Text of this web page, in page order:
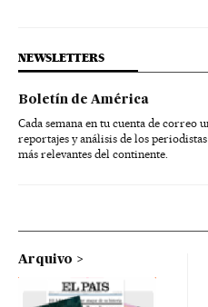
NEWSLETTERS
Boletín de América
Cada semana en tu cuenta de correo
reportajes y análisis de los
más relevantes del continente.
Arquivo